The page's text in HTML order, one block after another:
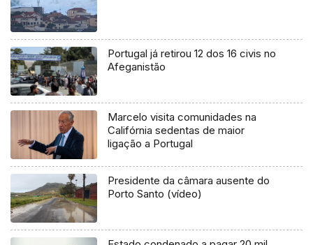
Portugal já retirou 12 dos 16 civis no
Afeganistão
Marcelo visita comunidades na
Califórnia sedentas de maior
ligação a Portugal
Presidente da câmara ausente do
Porto Santo (vídeo)